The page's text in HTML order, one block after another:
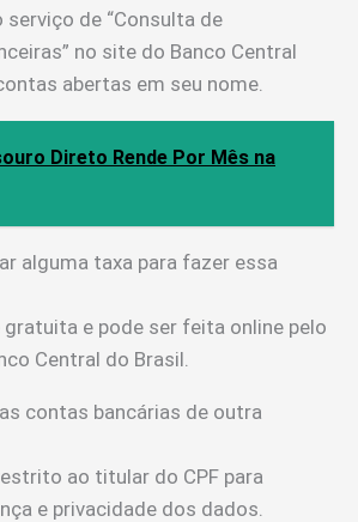
serviço de “Consulta de
no site do Banco Central
abertas em seu nome.
Direto Rende Por Mês na
alguma taxa para fazer essa
gratuita e pode ser feita online pelo
Central do Brasil.
contas bancárias de outra
ao titular do CPF para
e privacidade dos dados.